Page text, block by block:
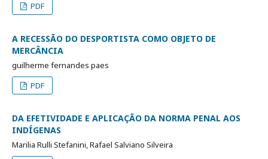
PDF
A RECESSÃO DO DESPORTISTA COMO OBJETO DE
MERCÂNCIA
guilherme fernandes paes
PDF
DA EFETIVIDADE E APLICAÇÃO DA NORMA PENAL AOS
INDÍGENAS
Marilia Rulli Stefanini, Rafael Salviano Silveira